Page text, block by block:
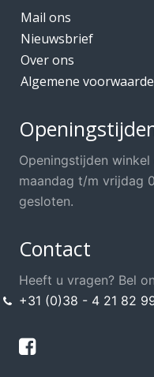
Mail ons
Nieuwsbrief
Over ons
Algemene
Openingstijden
maandag t/m vrijdag
gesloten.
Contact
Heeft u vragen? Bel
+31 (0)38 - 4 21 82